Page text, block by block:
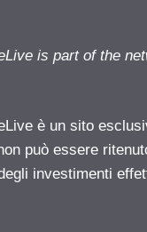
is part of the
è un sito
può essere
investimenti